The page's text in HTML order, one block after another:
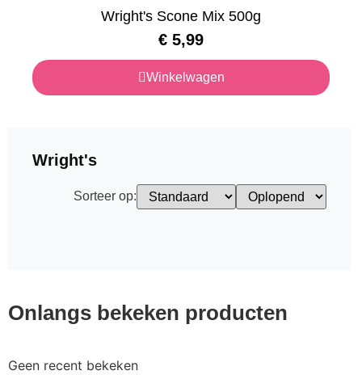
Wright's Scone Mix 500g
€ 5,99
Winkelwagen
Wright's
Sorteer op:
Onlangs bekeken producten
Geen recent bekeken